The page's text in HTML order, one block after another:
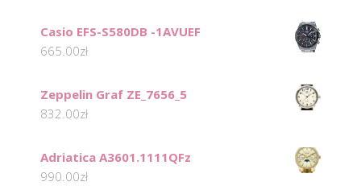
Casio EFS-S580DB -1AVUEF
665.00zł
Zeppelin Graf ZE_7656_5
832.00zł
Adriatica A3601.1111QFz
990.00zł